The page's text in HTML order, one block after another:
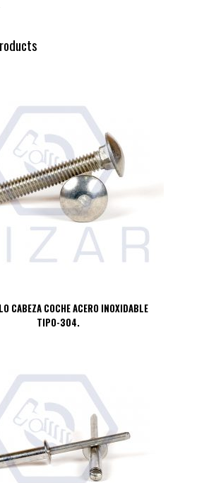
CABEZA COCHE ACERO INOXIDABLE
TIPO-304.